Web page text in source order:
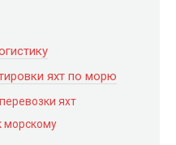
яхт по морю
яхт
морскому